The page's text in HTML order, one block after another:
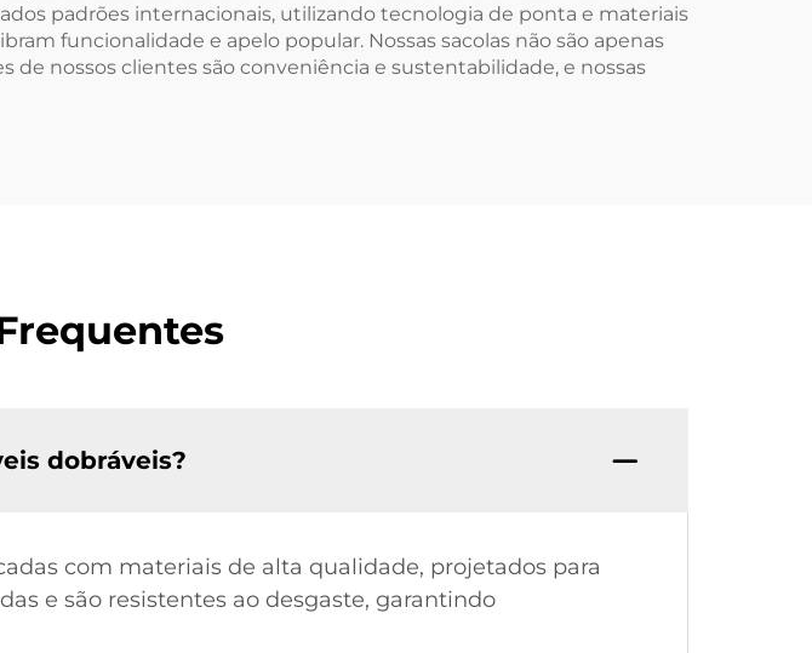
padrões internacionais, utilizando tecnologia de ponta e materiais
funcionalidade e apelo popular. Nossas sacolas não são apenas
de nossos clientes são conveniência e sustentabilidade, e nossas
dobráveis?
com materiais de alta qualidade, projetados para
e são resistentes ao desgaste, garantindo